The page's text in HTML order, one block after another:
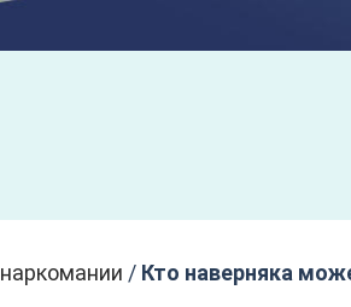
/ Кто наверняка